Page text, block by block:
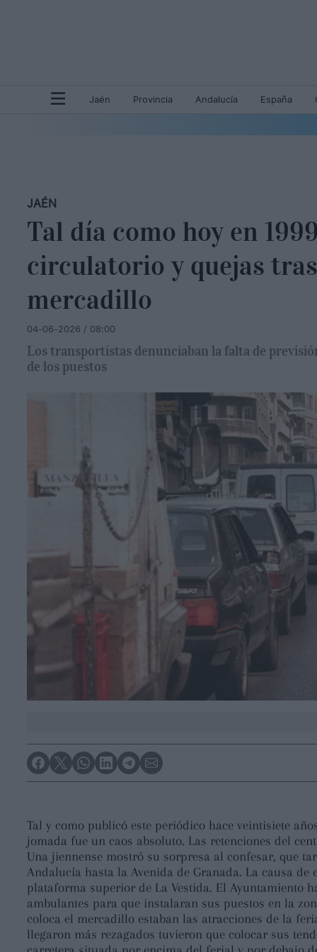
Jaén Provincia Andalucía España
JAÉN
Tal día como hoy en
circulatorio y quejas
mercadillo
04-06-2026 / 08:00
Los transportistas denunciaban la falta de
de los puestos
Tal y como publicó este periódico hace veintisiete
jomada fue un caos absoluto. Las retenciones del
Una jiennense mostró su sorpresa al confesar, que
Andalucía hasta la Avenida de Granada. La causa
plataforma superior de La Vestida. El Ayuntamiento
ambulantes para que instalaran sus puestos en la
coloca el mercadillo estaban las atracciones de la
llegaron más rezagados tuvieron que colocar sus